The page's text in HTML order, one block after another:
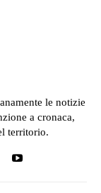
le notizie
a cronaca,
territorio.